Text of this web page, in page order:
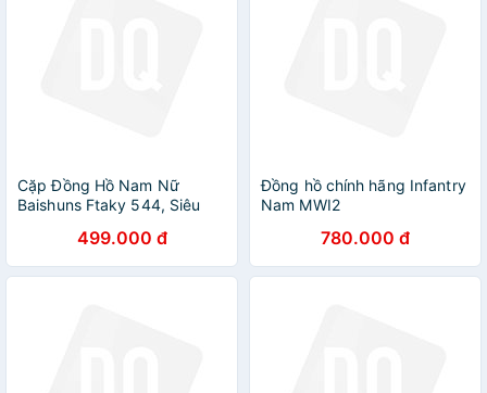
Cặp Đồng Hồ Nam Nữ
Baishuns Ftaky 544, Siêu
xước vô cùng đẹp đẽ,
chống nước tuyệt đối - Hàng
chính hãng
499.000 đ
Đồng hồ chính hãng Infantry
Nam MWI2
780.000 đ